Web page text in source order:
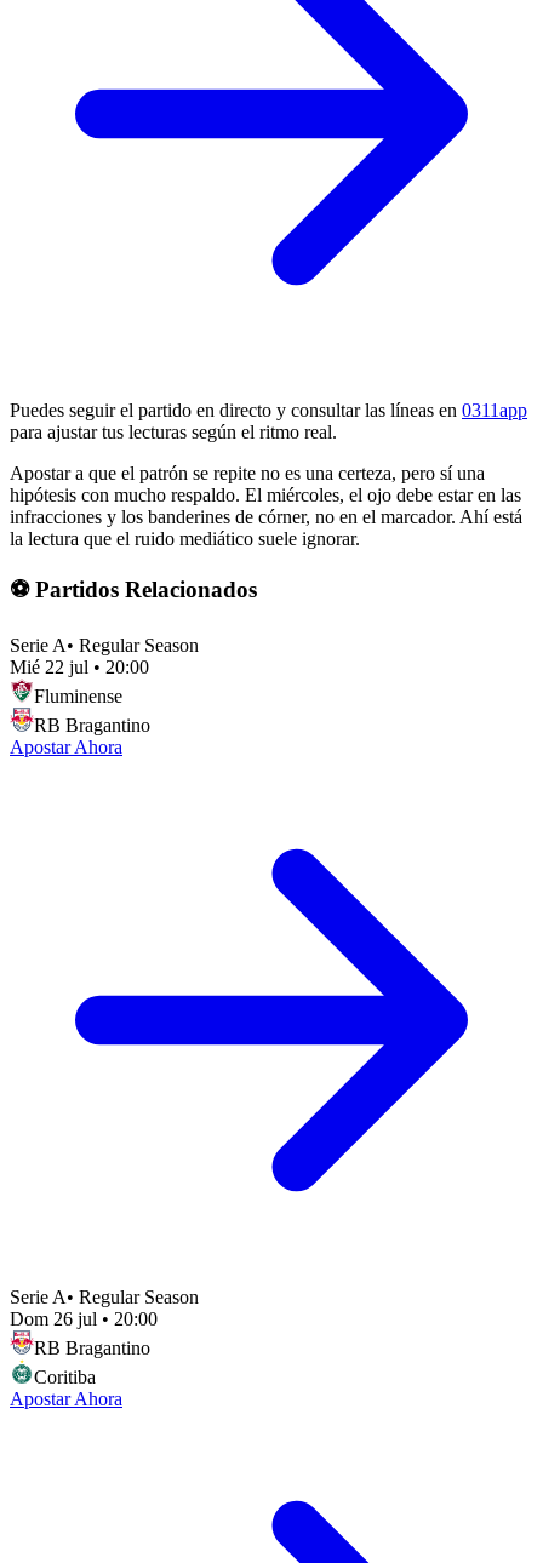
Puedes seguir el partido en directo y consultar las líneas en 0311app
para ajustar tus lecturas según el ritmo real.
Apostar a que el patrón se repite no es una certeza, pero sí una
hipótesis con mucho respaldo. El miércoles, el ojo debe estar en las
infracciones y los banderines de córner, no en el marcador. Ahí está
la lectura que el ruido mediático suele ignorar.
⚽ Partidos Relacionados
Serie A• Regular Season
Mié 22 jul • 20:00
Fluminense
RB Bragantino
Apostar Ahora
Serie A• Regular Season
Dom 26 jul • 20:00
RB Bragantino
Coritiba
Apostar Ahora